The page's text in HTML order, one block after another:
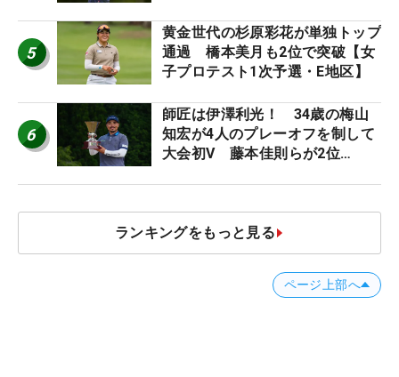
5
黄金世代の杉原彩花が単独トップ
通過 橋本美月も2位で突破【女
子プロテスト1次予選・E地区】
6
師匠は伊澤利光！ 34歳の梅山
知宏が4人のプレーオフを制して
大会初V 藤本佳則らが2位
ランキングをもっと見る
ページ上部へ